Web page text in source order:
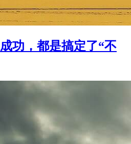
功，都是搞定了“不